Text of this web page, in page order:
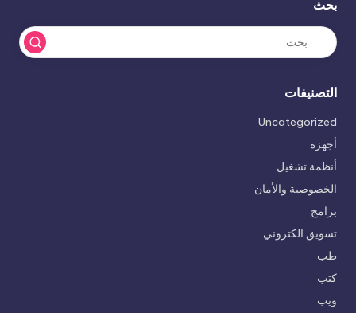
بحث
التصنيفات
Uncategorized
أجهزة
أنظمة تشغيل
الخصوصية والأمان
برامج
تسويق الكتروني
طب
كتب
ويب